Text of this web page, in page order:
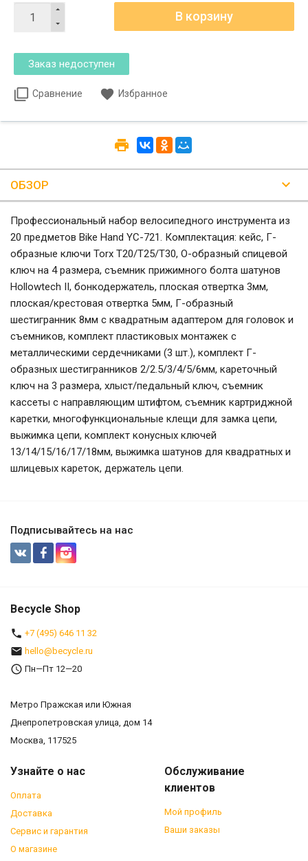
Сравнение Избранное
ОБЗОР
Профессиональный набор велосипедного инструмента из
20 предметов Bike Hand YC-721. Комплектация: кейс, Г-
образные ключи Torx T20/T25/T30, О-образный спицевой
ключ на 4 размера, съемник прижимного болта шатунов
Hollowtech II, бонкодержатель, плоская отвертка 3мм,
плоская/крестовая отвертка 5мм, Г-образный
шестигранник 8мм с квадратным адаптером для головок и
съемников, комплект пластиковых монтажек с
металлическими сердечниками (3 шт.), комплект Г-
образных шестигранников 2/2.5/3/4/5/6мм, кареточный
ключ на 3 размера, хлыст/педальный ключ, съемник
кассеты с направляющим штифтом, съемник картриджной
каретки, многофункциональные клещи для замка цепи,
выжимка цепи, комплект конусных ключей
13/14/15/16/17/18мм, выжимка шатунов для квадратных и
шлицевых кареток, держатель цепи.
Подписывайтесь на нас
Becycle Shop
+7 (495) 646 11 32
hello@becycle.ru
Пн—Пт 12—20
Метро Пражская или Южная
Днепропетровская улица, дом 14
Москва, 117525
Узнайте о нас
Оплата
Доставка
Сервис и гарантия
О магазине
Обслуживание
клиентов
Мой профиль
Ваши заказы